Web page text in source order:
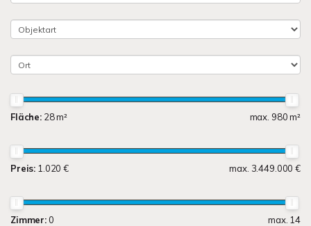
Fläche: 28 m² max. 980 m²
Preis: 1.020 € max. 3.449.000 €
Zimmer:0 max. 14